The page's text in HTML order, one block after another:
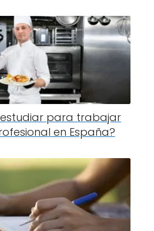
para trabajar
en España?